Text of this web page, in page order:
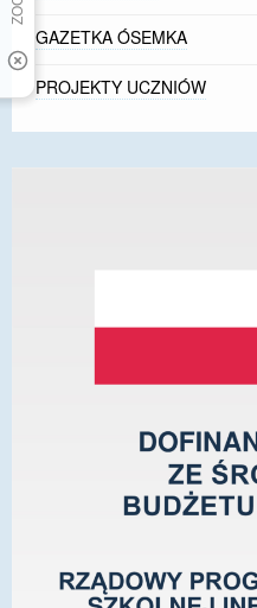
GAZETKA ÓSEMKA
PROJEKTY UCZNIÓW